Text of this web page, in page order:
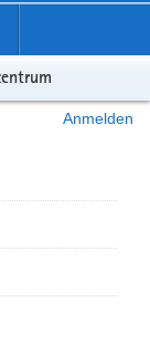
Anmelden